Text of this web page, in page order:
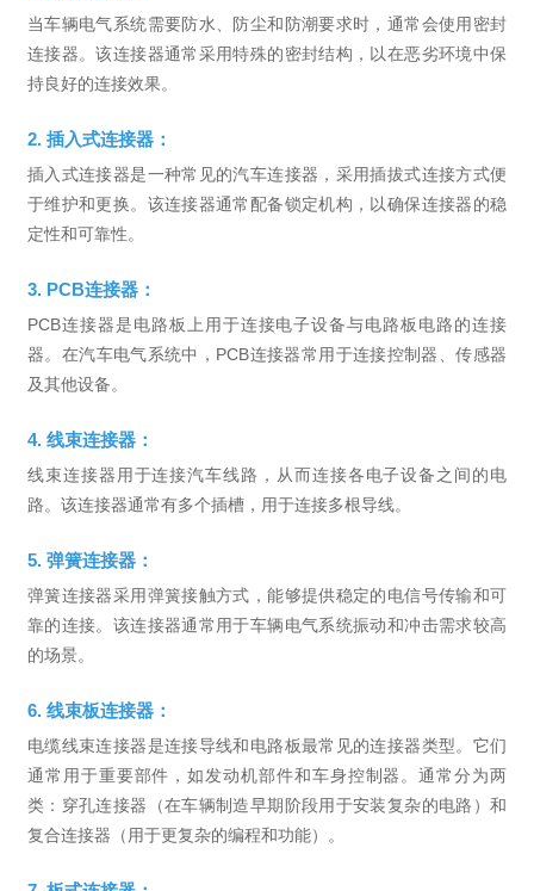
当车辆电气系统需要防水、防尘和防潮要求时，通常会使用密封
连接器。该连接器通常采用特殊的密封结构，以在恶劣环境中保
持良好的连接效果。
2. 插入式连接器：
插入式连接器是一种常见的汽车连接器，采用插拔式连接方式便
于维护和更换。该连接器通常配备锁定机构，以确保连接器的稳
定性和可靠性。
3. PCB连接器：
PCB连接器是电路板上用于连接电子设备与电路板电路的连接
器。在汽车电气系统中，PCB连接器常用于连接控制器、传感器
及其他设备。
4. 线束连接器：
线束连接器用于连接汽车线路，从而连接各电子设备之间的电
路。该连接器通常有多个插槽，用于连接多根导线。
5. 弹簧连接器：
弹簧连接器采用弹簧接触方式，能够提供稳定的电信号传输和可
靠的连接。该连接器通常用于车辆电气系统振动和冲击需求较高
的场景。
6. 线束板连接器：
电缆线束连接器是连接导线和电路板最常见的连接器类型。它们
通常用于重要部件，如发动机部件和车身控制器。通常分为两
类：穿孔连接器（在车辆制造早期阶段用于安装复杂的电路）和
复合连接器（用于更复杂的编程和功能）。